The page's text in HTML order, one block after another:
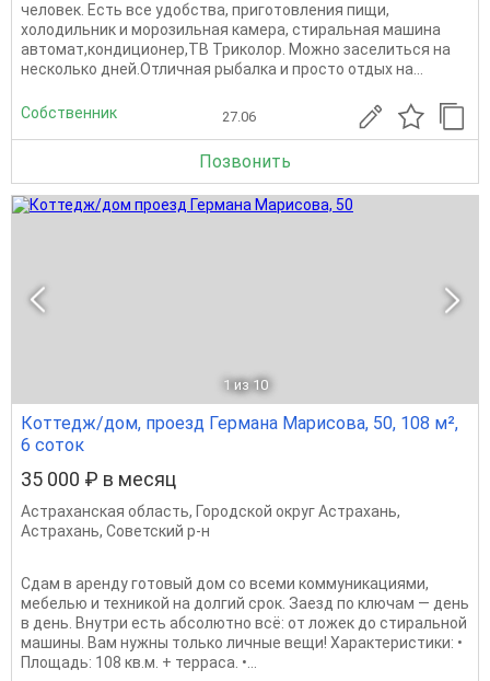
человек. Есть все удобства, приготовления пищи,
холодильник и морозильная камера, стиральная машина
автомат,кондиционер,ТВ Триколор. Можно заселиться на
несколько дней.Отличная рыбалка и просто отдых на...
Собственник 27.06
Позвонить
1 из 10
Коттедж/дом, проезд Германа Марисова, 50, 108 м²,
6 соток
35 000 ₽ в месяц
Астраханская область, Городской округ Астрахань,
Астрахань, Советский р-н
Сдам в аренду готовый дом со всеми коммуникациями,
мебелью и техникой на долгий срок. Заезд по ключам — день
в день. Внутри есть абсолютно всё: от ложек до стиральной
машины. Вам нужны только личные вещи! Характеристики: •
Площадь: 108 кв.м. + терраса. •...